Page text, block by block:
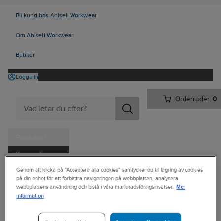
Bli kund hos Ahlsell Workwear
Om Ahlsell Workwear
Butiker
Logga in
Orderrader:0
Kampanjer
Tjänster
Kataloger
Ahlsell Produkter Arbetsplats Förvaring
Väskor och lådor
Övriga väskor och bagar
Korthållare
Genom att klicka på "Acceptera alla cookies" samtycker du till lagring av cookies
på din enhet för att förbättra navigeringen på webbplatsen, analysera
webbplatsens användning och bistå i våra marknadsföringsinsatser. Mer
information